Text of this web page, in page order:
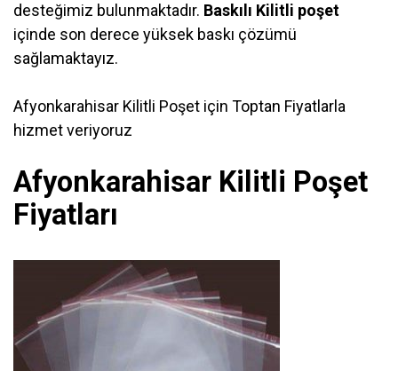
desteğimiz bulunmaktadır. Baskılı Kilitli poşet
içinde son derece yüksek baskı çözümü
sağlamaktayız.
Afyonkarahisar Kilitli Poşet için Toptan Fiyatlarla
hizmet veriyoruz
Afyonkarahisar Kilitli Poşet
Fiyatları